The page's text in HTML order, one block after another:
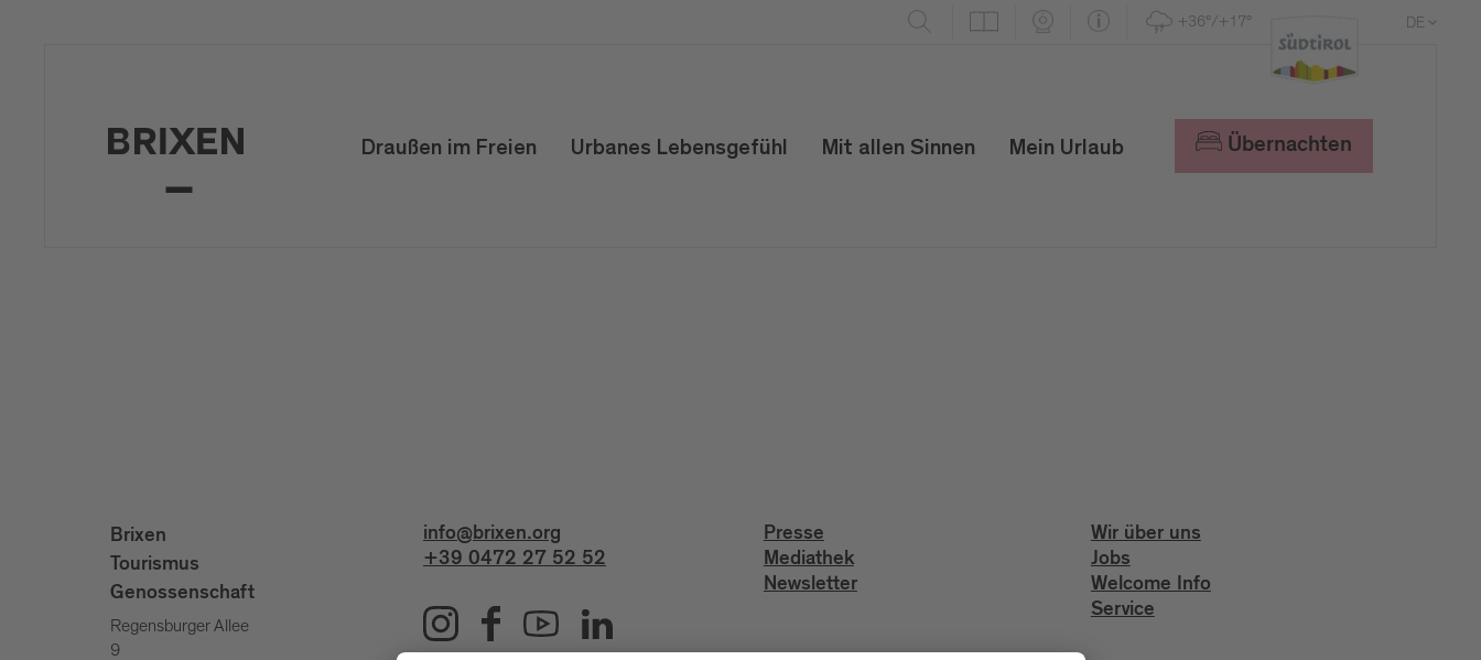
+36°/+17° DE
Draußen im Freien Urbanes Lebensgefühl Mit allen Sinnen Mein Urlaub Übernachten
Brixen
Tourismus
Genossenschaft
Regensburger Allee
9
info@brixen.org
+39 0472 27 52 52
Presse
Mediathek
Newsletter
Wir über uns
Jobs
Welcome Info
Service